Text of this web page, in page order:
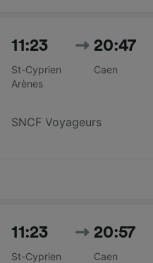
11:23
St-Cyprien
Arènes
20:47
Caen
SNCF Voyageurs
11:23
St-Cyprien
20:57
Caen